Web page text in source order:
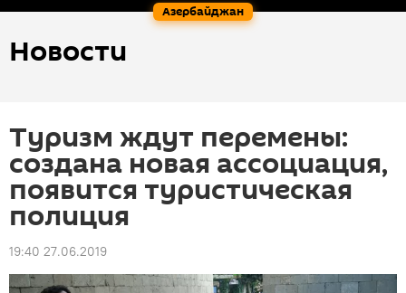
Азербайджан
Новости
Туризм ждут перемены:
создана новая ассоциация,
появится туристическая
полиция
19:40 27.06.2019